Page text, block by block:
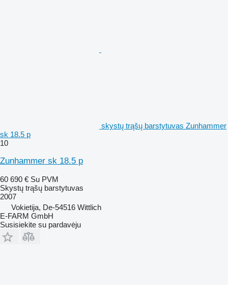
skystų trąšų barstytuvas Zunhammer
sk 18.5 p
10
Zunhammer sk 18.5 p
60 690 € Su PVM
Skystų trąšų barstytuvas
2007
Vokietija, De-54516 Wittlich
E-FARM GmbH
Susisiekite su pardavėju